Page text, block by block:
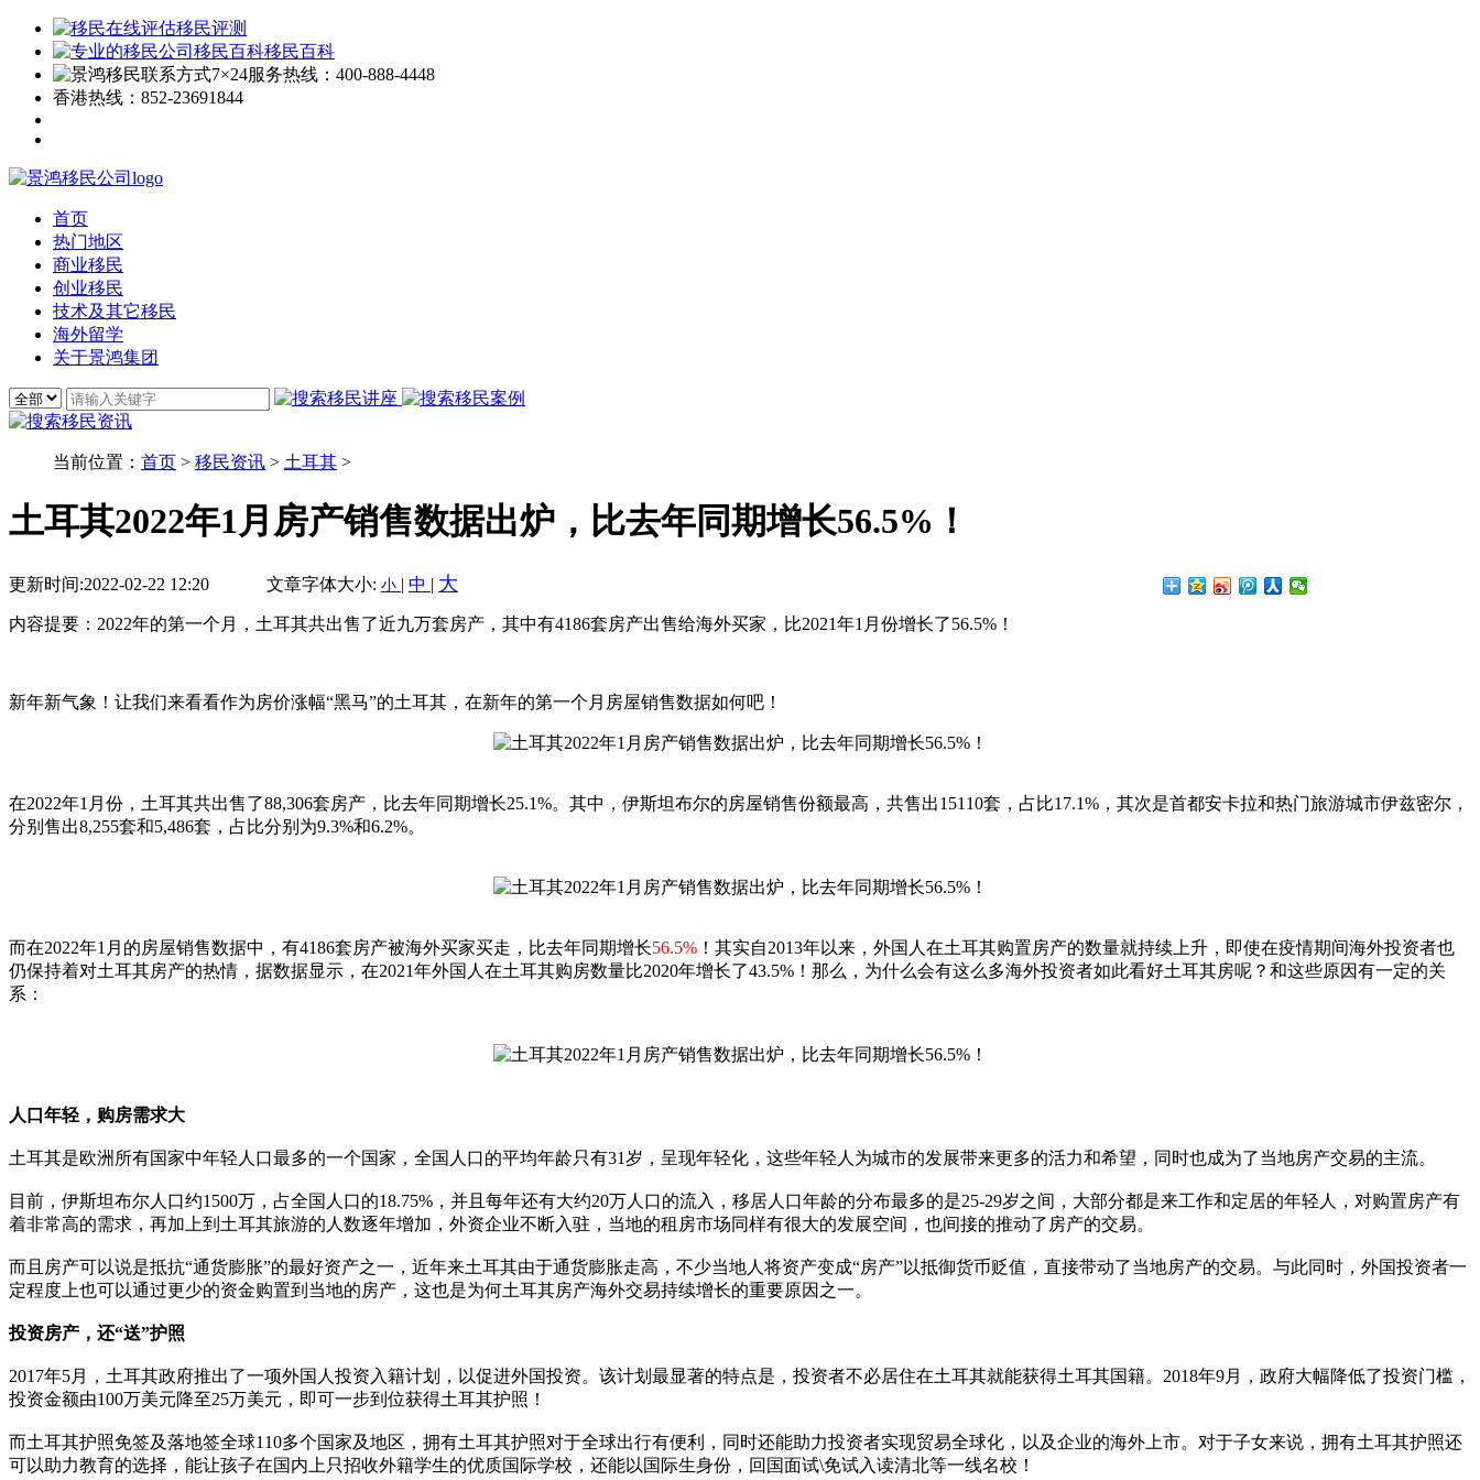
移民评测
移民百科
7×24服务热线： 400-888-4448
香港热线： 852-23691844
首页
热门地区
商业移民
创业移民
技术及其它移民
海外留学
关于景鸿集团
当前位置： 首页 > 移民资讯 > 土耳其 >
土耳其2022年1月房产销售数据出炉，比去年同期增长56.5%！
更新时间:2022-02-22 12:20 文章字体大小: 小 | 中 | 大
内容提要：2022年的第一个月，土耳其共出售了近九万套房产，其中有4186套房产出售给海外买家，比2021年1月份增长了56.5%！
新年新气象！让我们来看看作为房价涨幅“黑马”的土耳其，在新年的第一个月房屋销售数据如何吧！
在2022年1月份，土耳其共出售了88,306套房产，比去年同期增长25.1%。其中，伊斯坦布尔的房屋销售份额最高，共售出15110套，占比17.1%，其次是首都安卡拉和热门旅游城市伊兹密尔，
分别售出8,255套和5,486套，占比分别为9.3%和6.2%。
而在2022年1月的房屋销售数据中，有4186套房产被海外买家买走，比去年同期增长56.5% ！其实自2013年以来，外国人在土耳其购置房产的数量就持续上升，即使在疫情期间海外投资者也
仍保持着对土耳其房产的热情，据数据显示，在2021年外国人在土耳其购房数量比2020年增长了43.5%！那么，为什么会有这么多海外投资者如此看好土耳其房呢？和这些原因有一定的关
系：
人口年轻， 购房需求大
土耳其是欧洲所有国家中年轻人口最多的一个国家，全国人口的平均年龄只有31岁，呈现年轻化，这些年轻人为城市的发展带来更多的活力和希望，同时也成为了当地房产交易的主流。
目前，伊斯坦布尔人口约1500万，占全国人口的18.75%，并且每年还有大约20万人口的流入，移居人口年龄的分布最多的是25-29岁之间，大部分都是来工作和定居的年轻人，对购置房产有
着非常高的需求，再加上到土耳其旅游的人数逐年增加，外资企业不断入驻，当地的租房市场同样有很大的发展空间，也间接的推动了房产的交易。
而且房产可以说是抵抗“通货膨胀”的最好资产之一，近年来土耳其由于通货膨胀走高，不少当地人将资产变成“房产”以抵御货币贬值，直接带动了当地房产的交易。与此同时，外国投资者一
定程度上也可以通过更少的资金购置到当地的房产，这也是为何土耳其房产海外交易持续增长的重要原因之一。
投资房产， 还“送”护照
2017年5月，土耳其政府推出了一项外国人投资入籍计划，以促进外国投资。该计划最显著的特点是，投资者不必居住在土耳其就能获得土耳其国籍。2018年9月，政府大幅降低了投资门槛，
投资金额由100万美元降至25万美元，即可一步到位获得土耳其护照！
而土耳其护照免签及落地签全球110多个国家及地区，拥有土耳其护照对于全球出行有便利，同时还能助力投资者实现贸易全球化，以及企业的海外上市。对于子女来说，拥有土耳其护照还
可以助力教育的选择，能让孩子在国内上只招收外籍学生的优质国际学校，还能以国际生身份，回国面试\免试入读清北等一线名校！